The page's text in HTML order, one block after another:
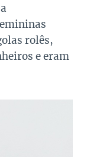
rolês,
e eram